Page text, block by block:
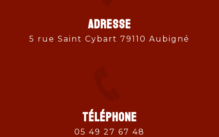
Adresse
5 rue Saint Cybart 79110 Aubigné
Téléphone
05 49 27 67 48